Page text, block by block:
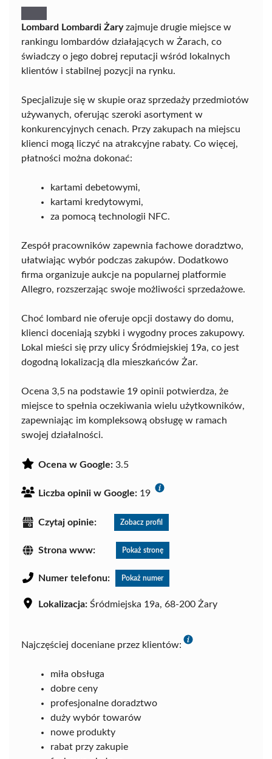
Lombard Lombardi Żaryzajmuje drugie miejsce w
rankingu lombardów działających w Żarach, co
świadczy o jego dobrej reputacji wśród lokalnych
klientów i stabilnej pozycji na rynku.
Specjalizuje się w skupie oraz sprzedaży przedmiotów
używanych, oferując szeroki asortyment w
konkurencyjnych cenach. Przy zakupach na miejscu
klienci mogą liczyć na atrakcyjne rabaty. Co więcej,
płatności można dokonać:
kartami debetowymi,
kartami kredytowymi,
za pomocą technologii NFC.
Zespół pracowników zapewnia fachowe doradztwo,
ułatwiając wybór podczas zakupów. Dodatkowo
firma organizuje aukcje na popularnej platformie
Allegro, rozszerzając swoje możliwości sprzedażowe.
Choć lombard nie oferuje opcji dostawy do domu,
klienci doceniają szybki i wygodny proces zakupowy.
Lokal mieści się przy ulicy Śródmiejskiej 19a, co jest
dogodną lokalizacją dla mieszkańców Żar.
Ocena 3,5 na podstawie 19 opinii potwierdza, że
miejsce to spełnia oczekiwania wielu użytkowników,
zapewniając im kompleksową obsługę w ramach
swojej działalności.
Ocena w Google: 3.5
Liczba opinii w Google: 19
Czytaj opinie: Zobacz profil
Strona www: Pokaż stronę
Numer telefonu: Pokaż numer
Lokalizacja: Śródmiejska 19a, 68-200 Żary
Najczęściej doceniane przez klientów:
miła obsługa
dobre ceny
profesjonalne doradztwo
duży wybór towarów
nowe produkty
rabat przy zakupie